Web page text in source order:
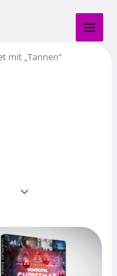
mit „Tannen“